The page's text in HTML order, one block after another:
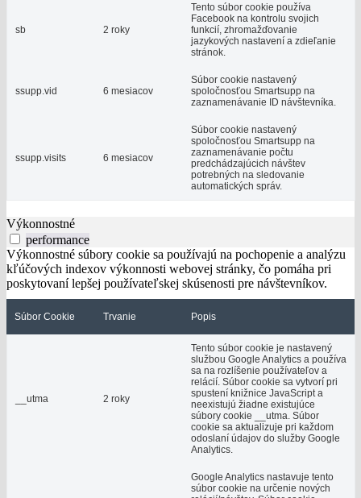
sb 2 roky
Tento súbor cookie používa
Facebook na kontrolu svojich
funkcií, zhromažďovanie
jazykových nastavení a zdieľanie
stránok.
ssupp.vid 6 mesiacov
Súbor cookie nastavený
spoločnosťou Smartsupp na
zaznamenávanie ID návštevníka.
ssupp.visits 6 mesiacov
Súbor cookie nastavený
spoločnosťou Smartsupp na
zaznamenávanie počtu
predchádzajúcich návštev
potrebných na sledovanie
automatických správ.
Výkonnostné
performance
Výkonnostné súbory cookie sa používajú na pochopenie a analýzu
kľúčových indexov výkonnosti webovej stránky, čo pomáha pri
poskytovaní lepšej používateľskej skúsenosti pre návštevníkov.
Súbor Cookie Trvanie Popis
__utma 2 roky
Tento súbor cookie je nastavený
službou Google Analytics a používa
sa na rozlíšenie používateľov a
relácií. Súbor cookie sa vytvorí pri
spustení knižnice JavaScript a
neexistujú žiadne existujúce
súbory cookie __utma. Súbor
cookie sa aktualizuje pri každom
odoslaní údajov do služby Google
Analytics.
Google Analytics nastavuje tento
súbor cookie na určenie nových